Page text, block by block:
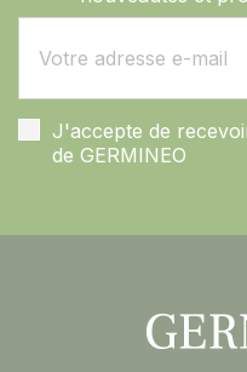
J'accepte de
de GERMINEO